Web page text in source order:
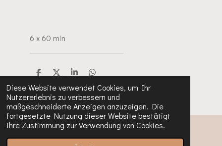
Diese Website verwendet Cookies, um Ihr
Nutzererlebnis zu verbessern und
maßgeschneiderte Anzeigen anzuzeigen. Die
fortgesetzte Nutzung dieser Website bestätigt
Ihre Zustimmung zur Verwendung von Cookies.
6 x 60 min
T
e
i
l
e
n
T
i
e
n
T
i
l
e
n
T
i
l
e
n
© 2023 - 2024 Sara-Kirchheiderknirpse